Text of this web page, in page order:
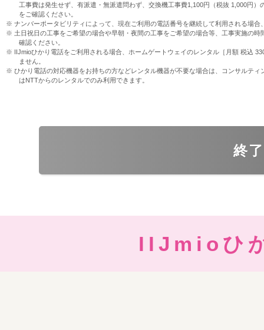
工事費は発生せず、有派遣・無派遣問わず、交換機工事費1,100円（税抜 1,000円
をご確認ください。
ナンバーポータビリティによって、現在ご利用の電話番号を継続して利用される場
土日祝日の工事をご希望の場合や早朝・夜間の工事をご希望の場合等、工事実施の
確認ください。
IIJmioひかり電話をご利用される場合、ホームゲートウェイのレンタル［月額 税込
ません。
ひかり電話の対応機器をお持ちの方などレンタル機器が不要な場合は、コンサルテ
はNTTからのレンタルでのみ利用できます。
終
IIJmioひ